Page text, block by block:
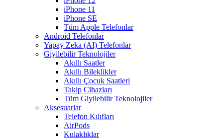
iPhone 11
iPhone SE
Tüm Apple Telefonlar
Android Telefonlar
Yapay Zeka (AI) Telefonlar
Giyilebilir Teknolojiler
Akıllı Saatler
Akıllı Bileklikler
Akıllı Çocuk Saatleri
Takip Cihazları
Tüm Giyilebilir Teknolojiler
Aksesuarlar
Telefon Kılıfları
AirPods
Kulaklıklar